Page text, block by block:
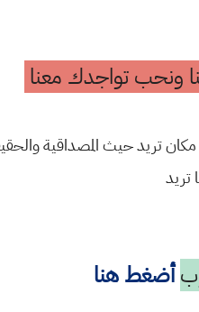
ونحب تواجدك معنا
مكان تريد حيث المصداقية
تريد
أضغط هنا